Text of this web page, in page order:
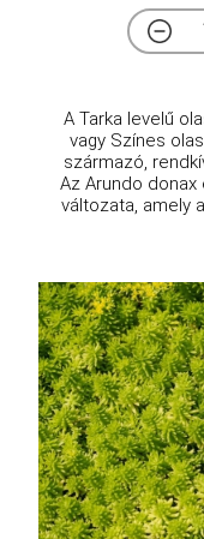
A Tarka levelű
vagy Színes
származó,
Az Arundo donax
változata, amely